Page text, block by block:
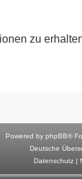
zu
Powered by phpBB®
Deutsche
Datenschutz|